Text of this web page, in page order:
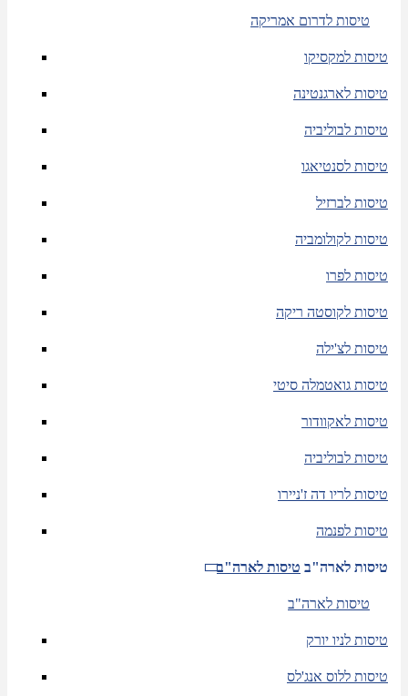
טיסות לדרום אמריקה
טיסות למקסיקו
טיסות לארגנטינה
טיסות לבוליביה
טיסות לסנטיאגו
טיסות לברזיל
טיסות לקולומביה
טיסות לפרו
טיסות לקוסטה ריקה
טיסות לצ'ילה
טיסות גואטמלה סיטי
טיסות לאקוודור
טיסות לבוליביה
טיסות לריו דה ז'ניירו
טיסות לפנמה
טיסות לארה"ב טיסות לארה"ב
טיסות לארה"ב
טיסות לניו יורק
טיסות ללוס אנג'לס